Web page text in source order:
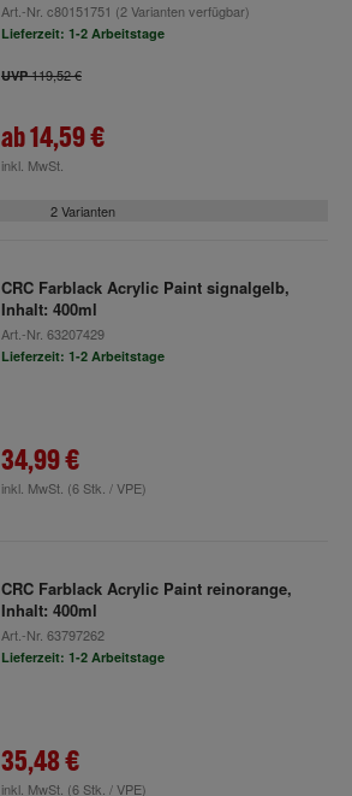
Art.-Nr. c80151751 (2 Varianten verfügbar)
Lieferzeit: 1-2 Arbeitstage
UVP119,52 €
ab14,59 €
inkl. MwSt.
2 Varianten
CRC Farblack Acrylic Paint signalgelb,
Inhalt: 400ml
Art.-Nr. 63207429
Lieferzeit: 1-2 Arbeitstage
34,99 €
inkl. MwSt. (6 Stk. / VPE)
CRC Farblack Acrylic Paint reinorange,
Inhalt: 400ml
Art.-Nr. 63797262
Lieferzeit: 1-2 Arbeitstage
35,48 €
inkl. MwSt. (6 Stk. / VPE)